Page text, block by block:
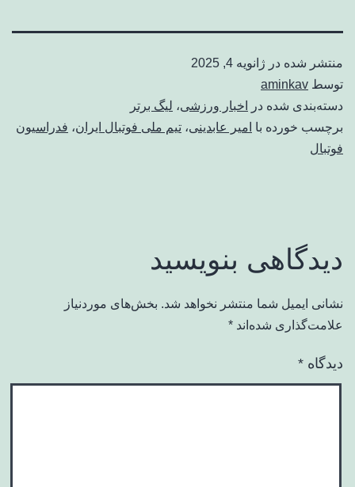
منتشر شده در ژانویه 4, 2025
توسط aminkav
دسته‌بندی شده در
اخبار ورزشی، لیگ برتر
برچسب خورده با امیر عابدینی، تیم ملی فوتبال ایران، فدراسیون
فوتبال
دیدگاهی بنویسید
نشانی ایمیل شما منتشر نخواهد شد. بخش‌های موردنیاز
علامت‌گذاری شده‌اند *
دیدگاه *